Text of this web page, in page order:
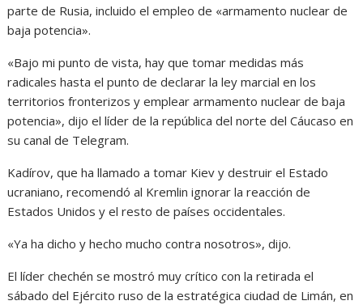
parte de Rusia, incluido el empleo de «armamento nuclear de
baja potencia».
«Bajo mi punto de vista, hay que tomar medidas más
radicales hasta el punto de declarar la ley marcial en los
territorios fronterizos y emplear armamento nuclear de baja
potencia», dijo el líder de la república del norte del Cáucaso en
su canal de Telegram.
Kadírov, que ha llamado a tomar Kiev y destruir el Estado
ucraniano, recomendó al Kremlin ignorar la reacción de
Estados Unidos y el resto de países occidentales.
«Ya ha dicho y hecho mucho contra nosotros», dijo.
El líder chechén se mostró muy crítico con la retirada el
sábado del Ejército ruso de la estratégica ciudad de Limán, en